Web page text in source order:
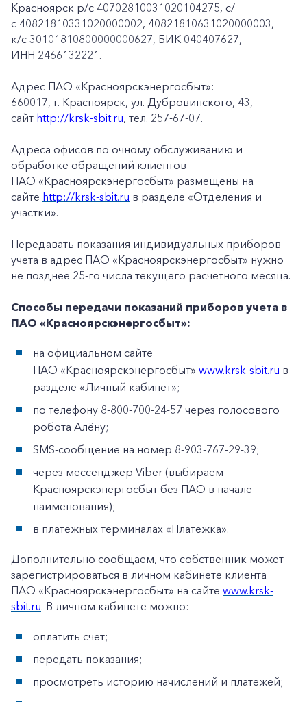
Красноярск p/c 40702810031020104275, с/
с 40821810331020000002, 40821810631020000003,
к/c 30101810800000000627, БИК 040407627,
ИНН 2466132221.
Адрес ПАО «Красноярскэнергосбыт»:
660017, г. Красноярск, ул. Дубровинского, 43,
сайт http://krsk-sbit.ru, тел. 257-67-07.
Адреса офисов по очному обслуживанию и
обработке обращений клиентов
ПАО «Красноярскэнергосбыт» размещены на
сайте http://krsk-sbit.ru в разделе «Отделения и
участки».
Передавать показания индивидуальных приборов
учета в адрес ПАО «Красноярскэнергосбыт» нужно
не позднее 25-го числа текущего расчетного месяца.
Способы передачи показаний приборов учета в
ПАО «Красноярскэнергосбыт»:
на официальном сайте
ПАО «Красноярскэнергосбыт» www.krsk-sbit.ru в
разделе «Личный кабинет»;
по телефону 8-800-700-24-57 через голосового
робота Алёну;
SMS-сообщение на номер 8-903-767-29-39;
через мессенджер Viber (выбираем
Красноярскэнергосбыт без ПАО в начале
наименования);
в платежных терминалах «Платежка».
Дополнительно сообщаем, что собственник может
зарегистрироваться в личном кабинете клиента
ПАО «Красноярскэнергосбыт» на сайте www.krsk-
sbit.ru. В личном кабинете можно:
оплатить счет;
передать показания;
просмотреть историю начислений и платежей;